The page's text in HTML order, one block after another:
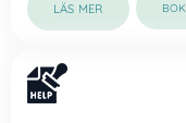
LÄS MER